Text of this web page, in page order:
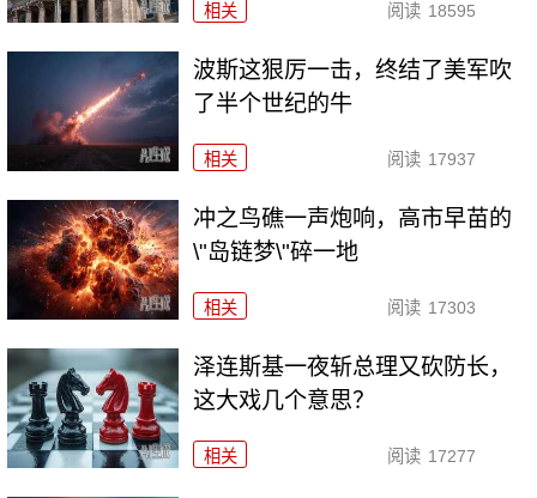
相关 阅读 18595
波斯这狠厉一击，终结了美军吹
了半个世纪的牛
相关 阅读 17937
冲之鸟礁一声炮响，高市早苗的
\"岛链梦\"碎一地
相关 阅读 17303
泽连斯基一夜斩总理又砍防长，
这大戏几个意思？
相关 阅读 17277